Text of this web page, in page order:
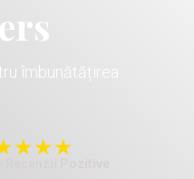
îmbunătățirea
Recenzii Pozitive